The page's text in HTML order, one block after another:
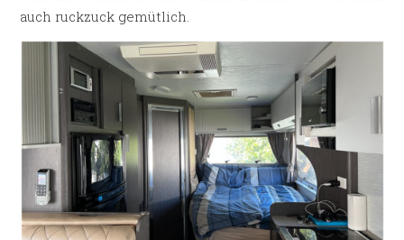
auch ruckzuck gemütlich.